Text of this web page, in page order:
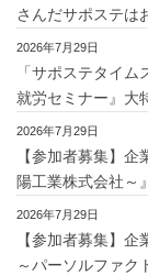
さんだサポステは
2026年7月29日
「サポステタイ
就労セミナー』大
2026年7月29日
【参加者募集】
陽工業株式会社～』
2026年7月29日
【参加者募集】
～パーソルファク